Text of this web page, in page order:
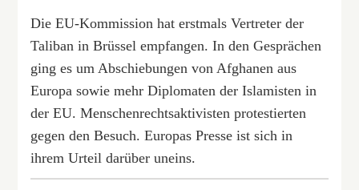
Die EU-Kommission hat erstmals Vertreter der
Taliban in Brüssel empfangen. In den Gesprächen
ging es um Abschiebungen von Afghanen aus
Europa sowie mehr Diplomaten der Islamisten in
der EU. Menschenrechtsaktivisten protestierten
gegen den Besuch. Europas Presse ist sich in
ihrem Urteil darüber uneins.